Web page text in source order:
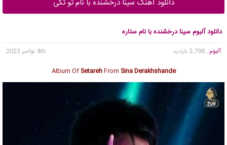
دانلود آهنگ سینا درخشنده با نام تو تکی
دانلود آلبوم سینا درخشنده با نام ستاره
آلبوم , 2,798 بازدید
4th نوامبر 2023
Album Of SetarehFrom Sina Derakhshande